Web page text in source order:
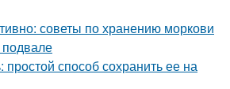
советы по хранению моркови
подвале
способ сохранить ее на